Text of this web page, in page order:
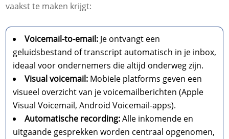
vaakst te maken krijgt:
Voicemail-to-email: Je ontvangt een
geluidsbestand of transcript automatisch in je inbox,
ideaal voor ondernemers die altijd onderweg zijn.
Visual voicemail: Mobiele platforms geven een
visueel overzicht van je voicemailberichten (Apple
Visual Voicemail, Android Voicemail-apps).
Automatische recording:Alle inkomende en
uitgaande gesprekken worden centraal opgenomen,